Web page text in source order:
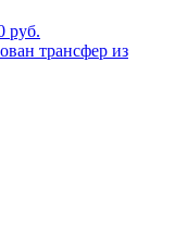
руб.
трансфер из